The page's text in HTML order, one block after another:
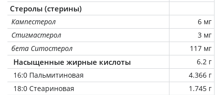
Стеролы (стерины)
Кампестерол
6 мг
Стигмастерол
3 мг
бета Ситостерол
117 мг
Насыщенные жирные кислоты
6.2 г
16:0 Пальмитиновая
4.366 г
18:0 Стеариновая
1.745 г